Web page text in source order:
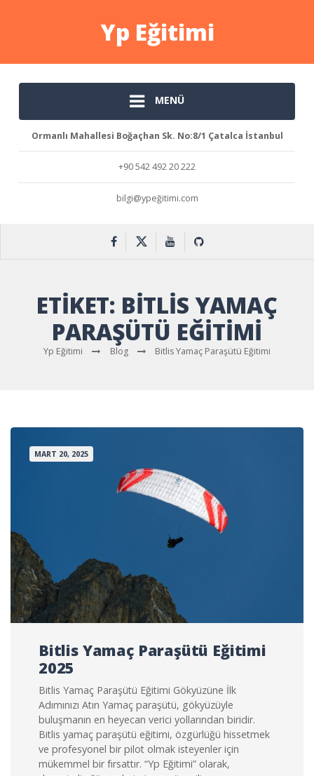
Yp Eğitimi
MENÜ
Ormanlı Mahallesi Boğaçhan Sk. No:8/1 Çatalca İstanbul
+90 542 492 20 222
bilgi@ypeğitimi.com
ETIKET: BITLIS YAMAÇ
PARAŞÜTÜ EĞITIMI
Yp Eğitimi Blog Bitlis Yamaç Paraşütü Eğitimi
MART 20, 2025
Bitlis Yamaç Paraşütü Eğitimi
2025
Bitlis Yamaç Paraşütü Eğitimi Gökyüzüne İlk
Adımınızı Atın Yamaç paraşütü, gökyüzüyle
buluşmanın en heyecan verici yollarından biridir.
Bitlis yamaç paraşütü eğitimi, özgürlüğü hissetmek
ve profesyonel bir pilot olmak isteyenler için
mükemmel bir fırsattır. “Yp Eğitimi” olarak,